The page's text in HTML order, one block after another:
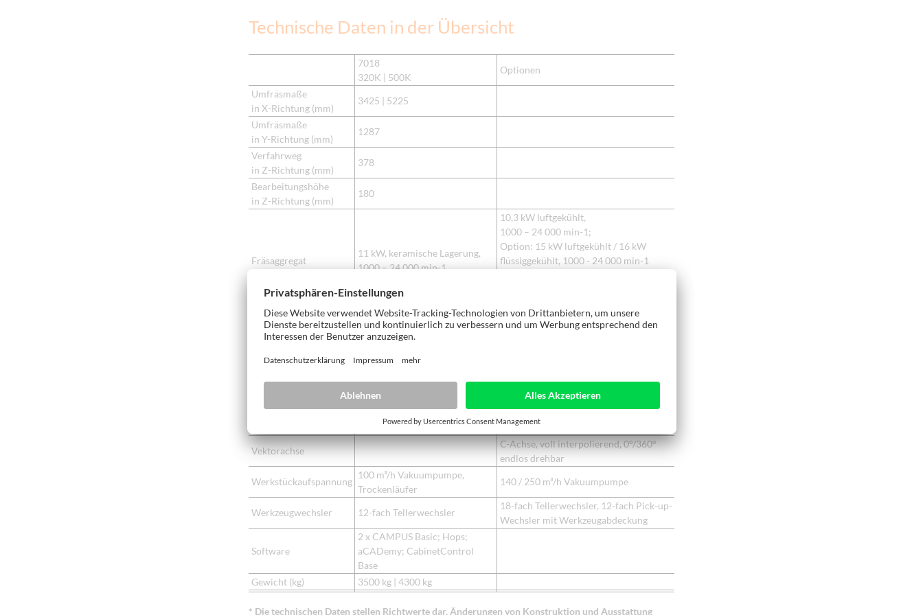
Technische Daten in der Übersicht
7018
320K | 500K
Optionen
Umfräsmaße
in X-Richtung (mm)
3425 | 5225
Umfräsmaße
in Y-Richtung (mm)
1287
Verfahrweg
in Z-Richtung (mm)
378
Bearbeitungshöhe
in Z-Richtung (mm)
180
Fräsaggregat
11 kW, keramische Lagerung,
1000 – 24 000 min-1
10,3 kW luftgekühlt,
1000 – 24 000 min-1;
Option: 15 kW luftgekühlt / 16 kW
flüssiggekühlt, 1000 - 24 000 min-1
Vektorgeschwindigkeit
100 m/min
Schutzeinrichtung
3-Feld Trittmatte
Werkstückauflage
6 Konsolen, 8 Anschläge,
4 Beschickungshilfen,
Laserpointer
3,0 kW, 24 Spindeln (18 V | 6 H),
Sägeaggregat in X-Richtung
Vektorachse
C-Achse, voll interpolierend, 0°/360°
endlos drehbar
Werkstückaufspannung
100 m³/h Vakuumpumpe,
Trockenläufer
140 / 250 m³/h Vakuumpumpe
Werkzeugwechsler 12-fach Tellerwechsler
18-fach Tellerwechsler, 12-fach Pick-up-
Wechsler mit Werkzeugabdeckung
Software
2 x CAMPUS Basic; Hops;
aCADemy; CabinetControl
Base
Gewicht (kg)
3500 kg | 4300 kg
* Die technischen Daten stellen Richtwerte dar. Änderungen von Konstruktion und Ausstattung